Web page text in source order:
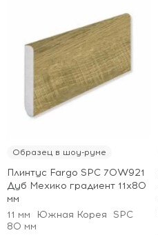
Образец в шоу-руме
Плинтус Fargo SPC 70W921
Дуб Мехико градиент 11х80
мм
11 мм
Южная Корея
SPC
80 мм